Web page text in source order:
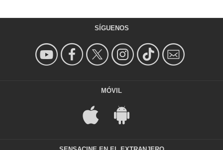
SÍGUENOS
MÓVIL